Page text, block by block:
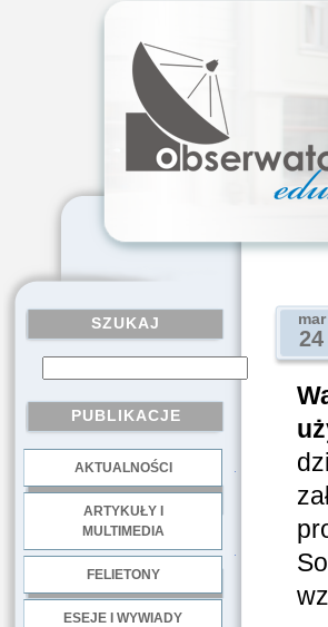
SZUKAJ
PUBLIKACJE
AKTUALNOŚCI
ARTYKUŁY I
MULTIMEDIA
FELIETONY
ESEJE I WYWIADY
mar
24